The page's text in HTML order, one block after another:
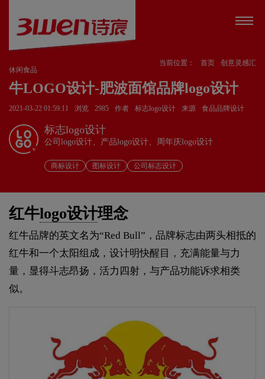
当前位置： 首页
创意灵感汇
休闲食品
牛LOGO设计-肥波面馆品牌logo设计
2021-03-22 01:59:11 浏览 2985 作者 标志logo设计 来源 食品品牌设计
v
标志logo设计
公司logo设计、产品logo设计、周年庆logo设计
商标设计 图标设计 公司标志设计
红牛logo设计理念
红牛品牌的英文名为“Red Bull”，品牌标志由两头相抵的
红牛和一个太阳组成，设计明快醒目，充满能量与力
量，显得斗志昂扬，活力四射，与产品功能诉求相类
似。